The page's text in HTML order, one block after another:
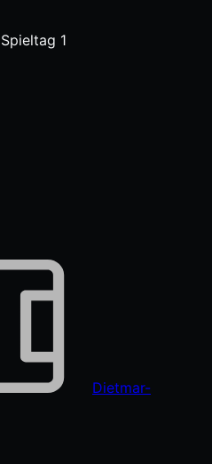
| Spieltag 1
Dietmar-